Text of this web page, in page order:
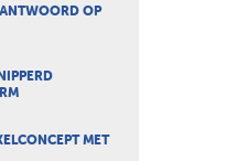
OP
MET